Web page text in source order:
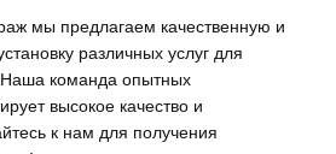
мы предлагаем качественную и
различных услуг для
команда опытных
высокое качество и
к нам для получения